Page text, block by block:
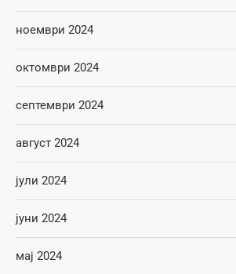
ноември 2024
октомври 2024
септември 2024
август 2024
јули 2024
јуни 2024
мај 2024